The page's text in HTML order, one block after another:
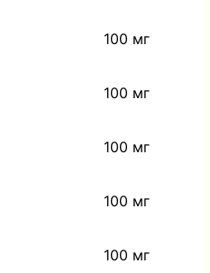
100 мг
100 мг
100 мг
100 мг
100 мг